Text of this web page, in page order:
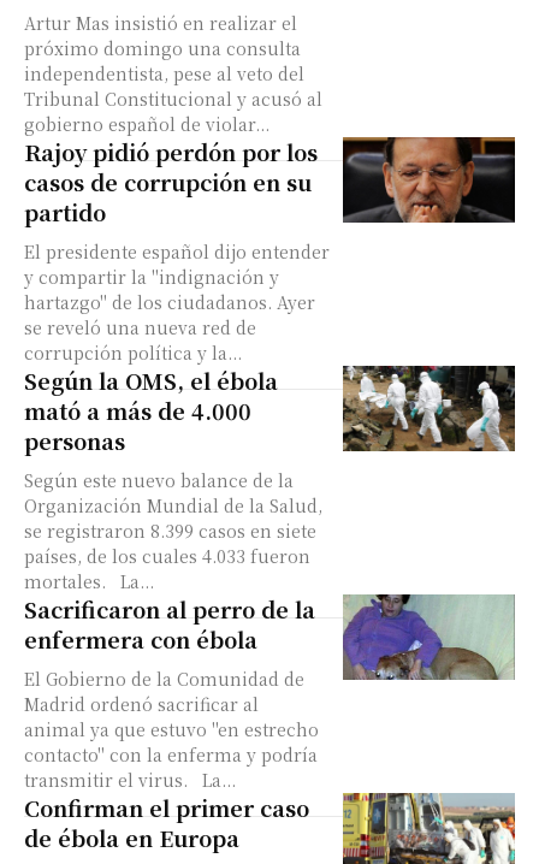
Artur Mas insistió en realizar el
próximo domingo una consulta
independentista, pese al veto del
Tribunal Constitucional y acusó al
gobierno español de violar...
Rajoy pidió perdón por los
casos de corrupción en su
partido
El presidente español dijo entender
y compartir la "indignación y
hartazgo" de los ciudadanos. Ayer
se reveló una nueva red de
corrupción política y la...
Según la OMS, el ébola
mató a más de 4.000
personas
Según este nuevo balance de la
Organización Mundial de la Salud,
se registraron 8.399 casos en siete
países, de los cuales 4.033 fueron
mortales. La...
Sacrificaron al perro de la
enfermera con ébola
El Gobierno de la Comunidad de
Madrid ordenó sacrificar al
animal ya que estuvo "en estrecho
contacto" con la enferma y podría
transmitir el virus. La...
Confirman el primer caso
de ébola en Europa